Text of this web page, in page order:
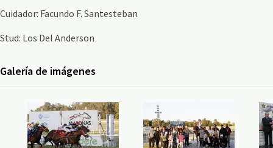
Cuidador: Facundo F. Santesteban
Stud: Los Del Anderson
Galería de imágenes